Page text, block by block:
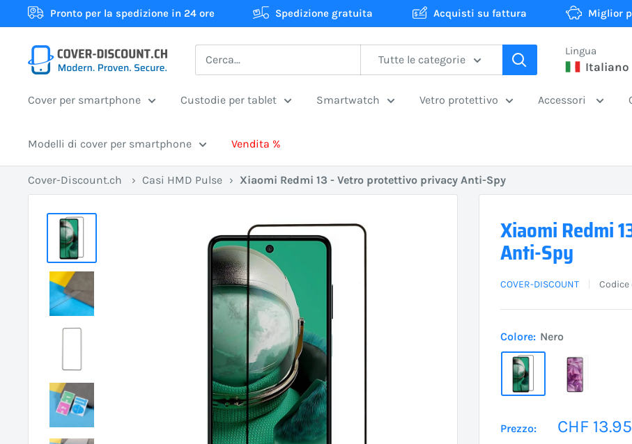
al
contenuto
Pronto per la spedizione in 24 ore Spedizione gratuita Acquisti su fattura Miglior
Cover-
Discount.ch:
Il
svizzero
per
custodie
protettive
miglior
prezzo
Tutte le categorie
Lingua
Italiano
Cover per smartphone Custodie per tablet Smartwatch Vetro protettivo Accessori
Modelli di cover per smartphone Vendita %
Cover-Discount.ch › Casi HMD Pulse › Xiaomi Redmi 13 - Vetro protettivo privacy Anti-Spy
Xiaomi Redmi
Anti-Spy
COVER-DISCOUNT
Colore: Nero
Prezzo:
Prezzo
CHF 13.95